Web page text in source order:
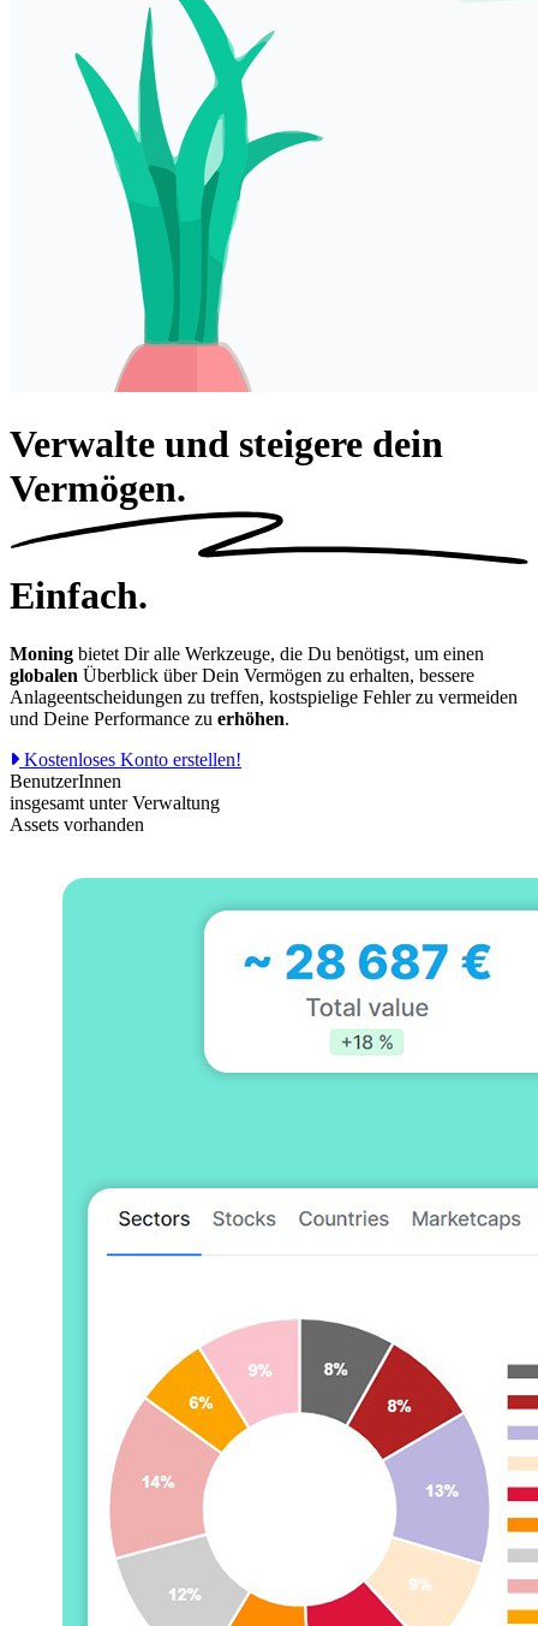
Verwalte und steigere dein
Vermögen.
Einfach.
Moning bietet Dir alle Werkzeuge, die Du benötigst, um einen
globalen Überblick über Dein Vermögen zu erhalten, bessere
Anlageentscheidungen zu treffen, kostspielige Fehler zu vermeiden
und Deine Performance zu erhöhen.
Kostenloses Konto erstellen!
BenutzerInnen
insgesamt unter Verwaltung
Assets vorhanden